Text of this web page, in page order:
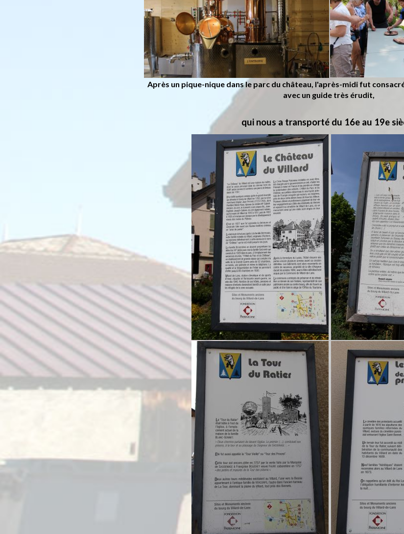
Après un pique-nique dans le parc du château, l'après-midi fut
avec un guide très érudit,
qui nous a transporté du 16e au 19e